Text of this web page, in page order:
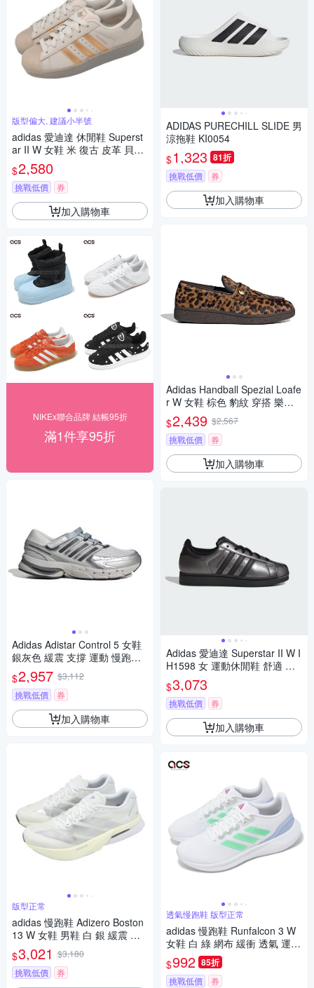
版型偏大, 建議小半號
adidas 愛迪達 休閒鞋 Superst
ar II W 女鞋 米 復古 皮革 貝殼
鞋 JR7355
$2,580
挑戰低價 券
加入購物車
NIKEx聯合品牌 結帳95折
滿1件享95折
Adidas Adistar Control 5 女鞋
銀灰色 緩震 支撐 運動 慢跑鞋
LA1822
$2,957 $3,112
挑戰低價
券
加入購物車
版型正常
adidas 慢跑鞋 Adizero Boston
13 W 女鞋 男鞋 白 銀 緩震 運
動鞋 愛迪達 JS4948
$3,021 $3,180
挑戰低價
券
ADIDAS PURECHILL SLIDE 男
涼拖鞋 KI0054
$1,323 81折
挑戰低價 券
加入購物車
Adidas Handball Spezial Loafe
r W 女鞋 棕色 豹紋 穿搭 樂福
鞋 休閒鞋 KJ2526
$2,439 $2,567
挑戰低價
券
加入購物車
Adidas 愛迪達 Superstar II W I
H1598 女 運動休閒鞋 舒適 銀
黑
$3,073
挑戰低價 券
加入購物車
透氣慢跑鞋 版型正常
adidas 慢跑鞋 Runfalcon 3 W
女鞋 白 綠 網布 緩衝 透氣 運動
鞋 愛迪達 HP7561
$992 85折
挑戰低價 券